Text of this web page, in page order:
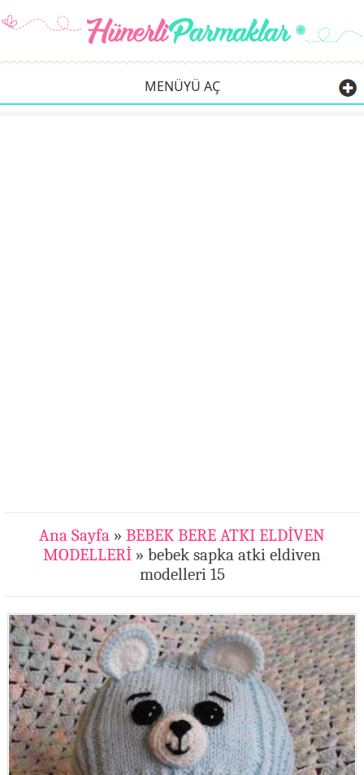
MENÜYÜ AÇ
Ana Sayfa » BEBEK BERE ATKI ELDİVEN
MODELLERİ » bebek sapka atki eldiven
modelleri 15